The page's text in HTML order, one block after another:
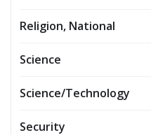
Religion, National
Science
Science/Technology
Security